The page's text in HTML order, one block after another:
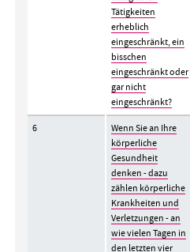
Tätigkeiten
erheblich
eingeschränkt, ein
bisschen
eingeschränkt oder
gar nicht
eingeschränkt?
6
Wenn Sie an Ihre
körperliche
Gesundheit
denken - dazu
zählen körperliche
Krankheiten und
Verletzungen - an
wie vielen Tagen in
den letzten vier